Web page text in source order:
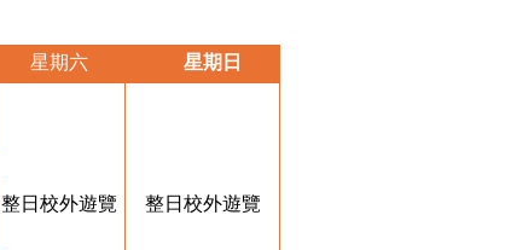
星期六 星期日
整日校外遊覽 整日校外遊覽